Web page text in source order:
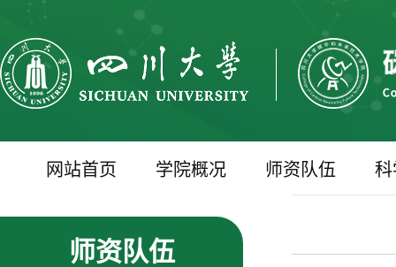
网站首页 学院概况 师资队伍 科
师资队伍